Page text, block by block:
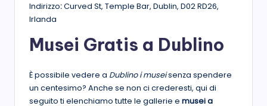
Indirizzo:Curved St, Temple Bar, Dublin, D02 RD26,
Irlanda
Musei Gratis a Dublino
È possibile vedere a Dublino i museisenza spendere
un centesimo? Anche se non ci crederesti, qui di
seguito ti elenchiamo tutte le gallerie e musei a